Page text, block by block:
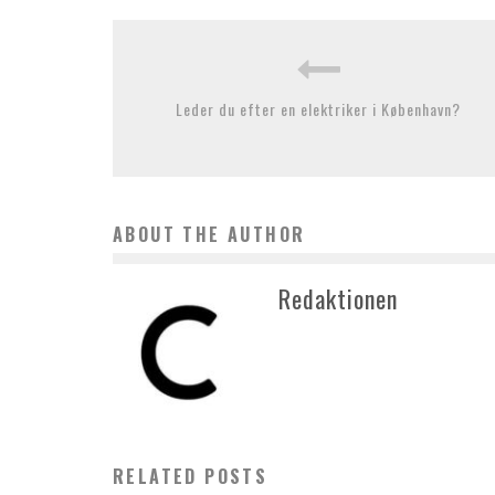
Leder du efter en elektriker i København?
ABOUT THE AUTHOR
Redaktionen
RELATED POSTS